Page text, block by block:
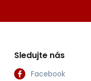
Sledujte nás
Facebook